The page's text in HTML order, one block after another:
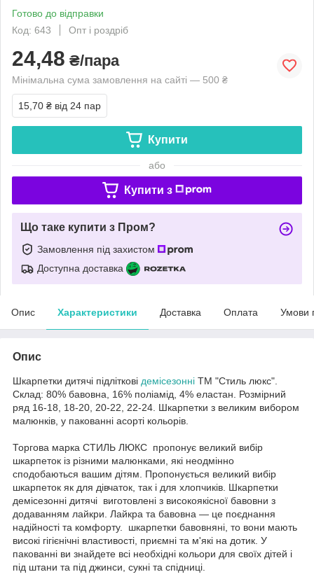
Готово до відправки
Код: 643
Опт і роздріб
24,48 ₴/пара
Мінімальна сума замовлення на сайті — 500 ₴
15,70 ₴ від 24 пар
Купити
або
Купити з
Що таке купити з Пром?
Замовлення під захистом
Доступна доставка
Опис Характеристики Доставка Оплата Умови
Опис
Шкарпетки дитячі підліткові демісезонні ТМ "Стиль люкс".
Склад: 80% бавовна, 16% поліамід, 4% еластан. Розмірний
ряд 16-18, 18-20, 20-22, 22-24. Шкарпетки з великим вибором
малюнків, у пакованні асорті кольорів.
Торгова марка СТИЛЬ ЛЮКС пропонує великий вибір
шкарпеток із різними малюнками, які неодмінно
сподобаються вашим дітям. Пропонується великий вибір
шкарпеток як для дівчаток, так і для хлопчиків. Шкарпетки
демісезонні дитячі виготовлені з високоякісної бавовни з
додаванням лайкри. Лайкра та бавовна — це поєднання
надійності та комфорту. шкарпетки бавовняні, то вони мають
високі гігієнічні властивості, приємні та м'які на дотик. У
пакованні ви знайдете всі необхідні кольори для своїх дітей і
під штани та під джинси, сукні та спідниці.